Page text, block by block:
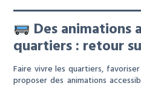
Des animations
quartiers : retour
Faire vivre les quartiers,
proposer des animations